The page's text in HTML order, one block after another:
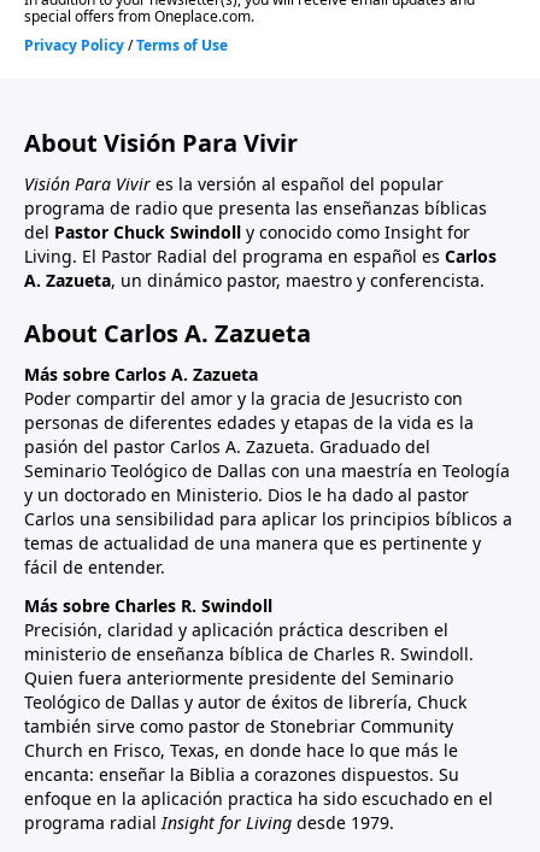
About Visión Para Vivir
Visión Para Vivir es la versión al español del popular
programa de radio que presenta las enseñanzas bíblicas
del Pastor Chuck Swindoll y conocido como Insight for
Living. El Pastor Radial del programa en español es Carlos
A. Zazueta, un dinámico pastor, maestro y conferencista.
About Carlos A. Zazueta
Más sobre Carlos A. Zazueta
Poder compartir del amor y la gracia de Jesucristo con
personas de diferentes edades y etapas de la vida es la
pasión del pastor Carlos A. Zazueta. Graduado del
Seminario Teológico de Dallas con una maestría en Teología
y un doctorado en Ministerio. Dios le ha dado al pastor
Carlos una sensibilidad para aplicar los principios bíblicos a
temas de actualidad de una manera que es pertinente y
fácil de entender.
Más sobre Charles R. Swindoll
Precisión, claridad y aplicación práctica describen el
ministerio de enseñanza bíblica de Charles R. Swindoll.
Quien fuera anteriormente presidente del Seminario
Teológico de Dallas y autor de éxitos de librería, Chuck
también sirve como pastor de Stonebriar Community
Church en Frisco, Texas, en donde hace lo que más le
encanta: enseñar la Biblia a corazones dispuestos. Su
enfoque en la aplicación practica ha sido escuchado en el
programa radialInsight for Living desde 1979.